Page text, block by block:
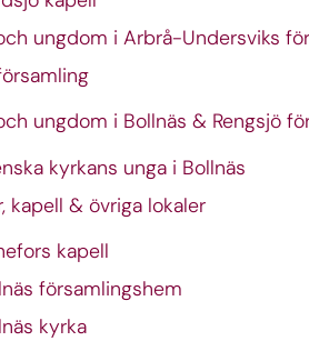
ungdom i Arbrå-Undersviks
ungdom i Bollnäs & Rengsjö
kyrkans unga i Bollnäs
kapell & övriga lokaler
kapell
församlingshem
kyrka